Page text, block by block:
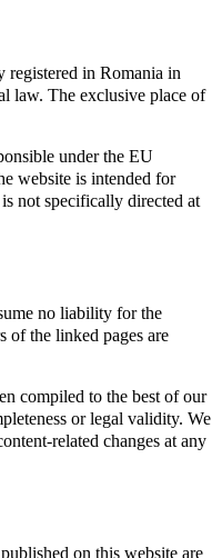
registered in Romania in
law. The exclusive place of
under the EU
website is intended for
not specifically directed at
no liability for the
of the linked pages are
compiled to the best of our
or legal validity. We
related changes at any
on this website are